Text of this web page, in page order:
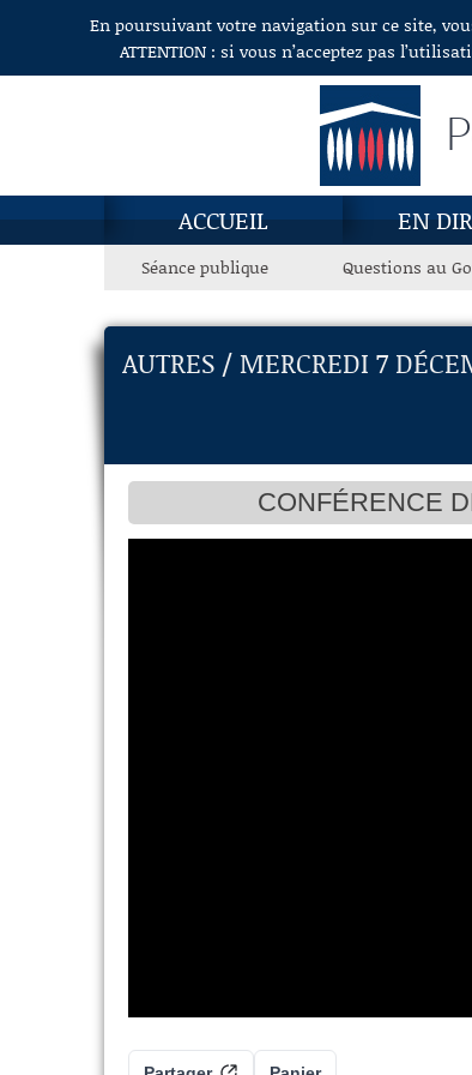
Aller au contenuEn poursuivant votre navigation sur ce site,
ATTENTION : si vous n’acceptez pas
ACCUEIL EN
Séance publique Questions au
AUTRES / MERCREDI 7
CONFÉRENCE